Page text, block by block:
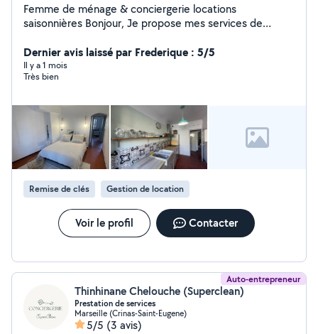
Femme de ménage & conciergerie locations
saisonnières Bonjour, Je propose mes services de
saisonnières (Airbnb, Booking). Ménage complet
Nettoyage entre deux locations Changement du linge
Gestion des entrées/sorties voyageurs Travail sérieux et
pas à me contacter pour plus d'informations.
Dernier avis laissé par Frederique : 5/5
Il y a 1 mois
Très bien
Remise de clés Gestion de location
Voir le profil Contacter
Auto-entrepreneur
Thinhinane Chelouche (Superclean)
Prestation de services
Marseille (Crinas-Saint-Eugene)
5/5 (3 avis)